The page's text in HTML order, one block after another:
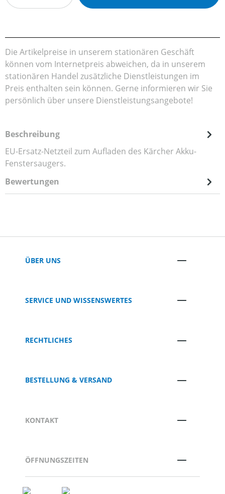
Die Artikelpreise in unserem stationären Geschäft
können vom Internetpreis abweichen, da in unserem
stationären Handel zusätzliche Dienstleistungen im
Preis enthalten sein können. Gerne informieren wir Sie
persönlich über unsere Dienstleistungsangebote!
Beschreibung
EU-Ersatz-Netzteil zum Aufladen des Kärcher Akku-
Fenstersaugers.
Bewertungen
ÜBER UNS
SERVICE UND WISSENSWERTES
RECHTLICHES
BESTELLUNG & VERSAND
KONTAKT
ÖFFNUNGSZEITEN